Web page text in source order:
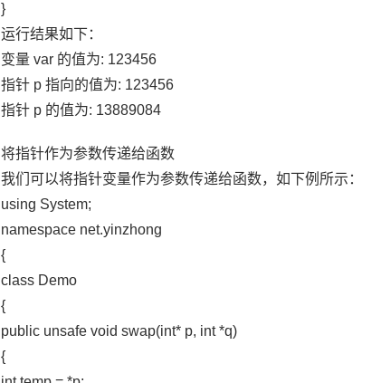
}
运行结果如下：
变量 var 的值为: 123456
指针 p 指向的值为: 123456
指针 p 的值为: 13889084
将指针作为参数传递给函数
我们可以将指针变量作为参数传递给函数，如下例所示：
using System;
namespace net.yinzhong
{
class Demo
{
public unsafe void swap(int* p, int *q)
{